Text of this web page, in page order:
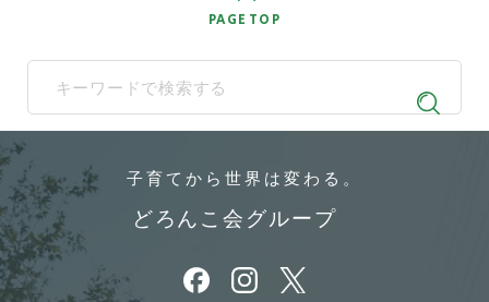
PAGE TOP
When autocomplete results are available use up and down
子育てから 世界は変わる。
どろんこ会グループ
別ウィンドウで開きます
別ウィンドウで開きます
別ウィンドウで開きます